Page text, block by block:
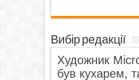
Вибір редакції
Художник
був кухарем,